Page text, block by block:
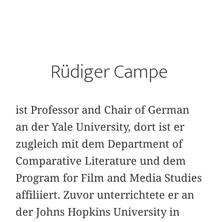
Rüdiger Campe
ist Professor and Chair of German
an der Yale University, dort ist er
zugleich mit dem Department of
Comparative Literature und dem
Program for Film and Media Studies
affiliiert. Zuvor unterrichtete er an
der Johns Hopkins University in